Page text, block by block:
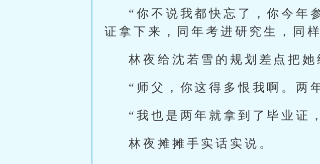
“你不说我都快忘了，你今年
证拿下来，同年考进研究生，同
林夜给沈若雪的规划差点把她
“师父，你这得多恨我啊。两
“我也是两年就拿到了毕业证
林夜摊摊手实话实说。